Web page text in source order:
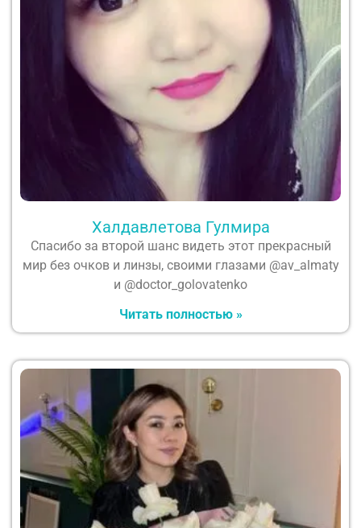
Халдавлетова Гулмира
Спасибо за второй шанс видеть этот прекрасный
мир без очков и линзы, своими глазами @av_almaty
и @doctor_golovatenko
Читать полностью »